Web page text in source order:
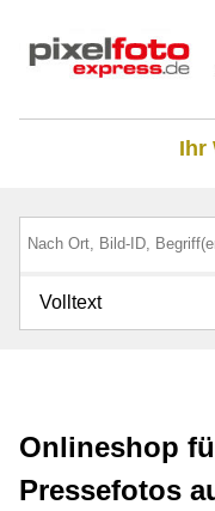
Ihr
Volltext
Onlineshop
Pressefotos